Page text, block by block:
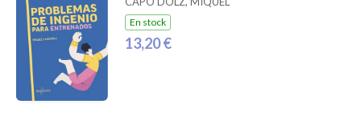
En stock
13,20 €